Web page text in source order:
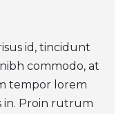
id, tincidunt
commodo, at
tempor lorem
in. Proin rutrum